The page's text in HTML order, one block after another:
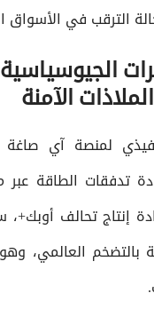
الترقب في الأسواق
الآمنة
لمنصة آي
تدفقات الطاقة
إنتاج تحالف
بالتضخم العالمي،